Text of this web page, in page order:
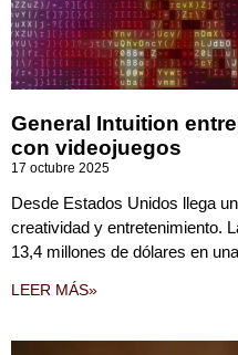
General Intuition
con videojuegos
17 octubre 2025
Desde Estados Unidos llega
creatividad y entretenimiento.
13,4 millones de dólares en
LEER MÁS»